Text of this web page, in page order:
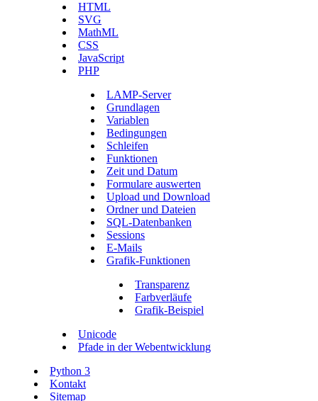
HTML
SVG
MathML
CSS
JavaScript
PHP
LAMP-Server
Grundlagen
Variablen
Bedingungen
Schleifen
Funktionen
Zeit und Datum
Formulare auswerten
Upload und Download
Ordner und Dateien
SQL-Datenbanken
Sessions
E-Mails
Grafik-Funktionen
Transparenz
Farbverläufe
Grafik-Beispiel
Unicode
Pfade in der Webentwicklung
Python 3
Kontakt
Sitemap